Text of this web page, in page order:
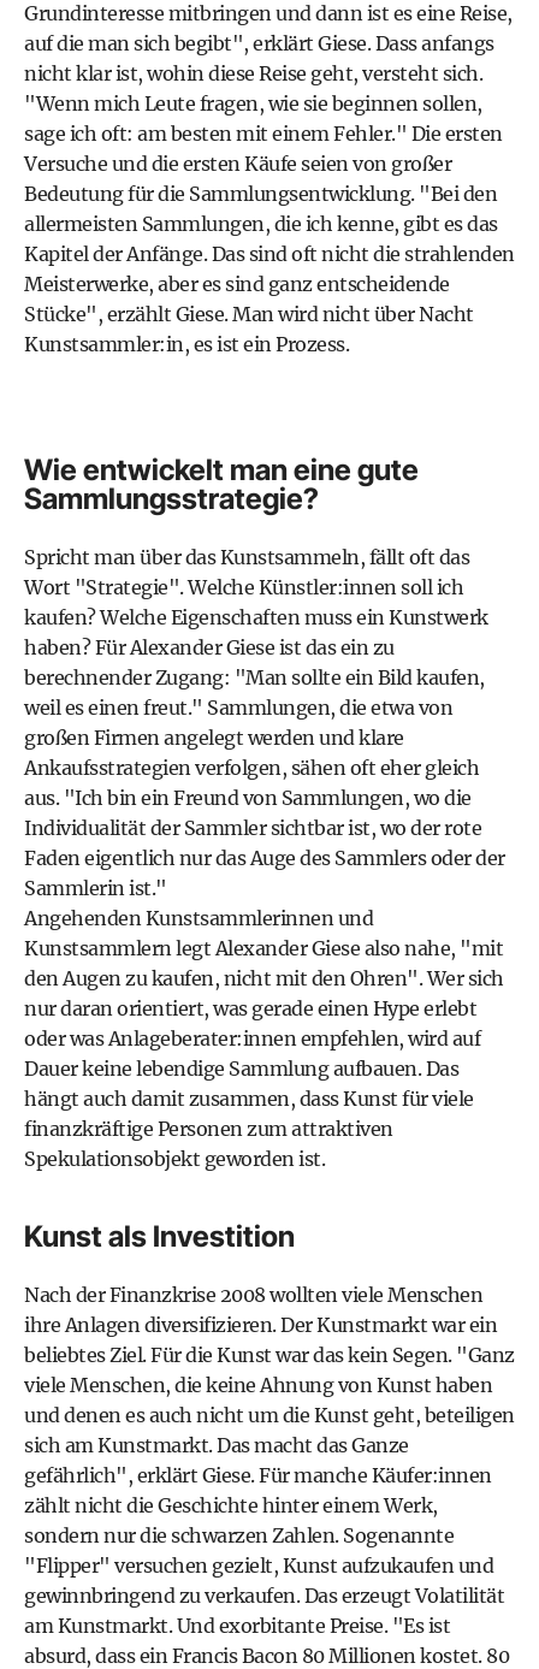
Grundinteresse mitbringen und dann ist es eine Reise,
auf die man sich begibt", erklärt Giese. Dass anfangs
nicht klar ist, wohin diese Reise geht, versteht sich.
"Wenn mich Leute fragen, wie sie beginnen sollen,
sage ich oft: am besten mit einem Fehler." Die ersten
Versuche und die ersten Käufe seien von großer
Bedeutung für die Sammlungsentwicklung. "Bei den
allermeisten Sammlungen, die ich kenne, gibt es das
Kapitel der Anfänge. Das sind oft nicht die strahlenden
Meisterwerke, aber es sind ganz entscheidende
Stücke", erzählt Giese. Man wird nicht über Nacht
Kunstsammler:in, es ist ein Prozess.
Wie entwickelt man eine gute
Sammlungsstrategie?
Spricht man über das Kunstsammeln, fällt oft das
Wort "Strategie". Welche Künstler:innen soll ich
kaufen? Welche Eigenschaften muss ein Kunstwerk
haben? Für Alexander Giese ist das ein zu
berechnender Zugang: "Man sollte ein Bild kaufen,
weil es einen freut." Sammlungen, die etwa von
großen Firmen angelegt werden und klare
Ankaufsstrategien verfolgen, sähen oft eher gleich
aus. "Ich bin ein Freund von Sammlungen, wo die
Individualität der Sammler sichtbar ist, wo der rote
Faden eigentlich nur das Auge des Sammlers oder der
Sammlerin ist."
Angehenden Kunstsammlerinnen und
Kunstsammlern legt Alexander Giese also nahe, "mit
den Augen zu kaufen, nicht mit den Ohren". Wer sich
nur daran orientiert, was gerade einen Hype erlebt
oder was Anlageberater:innen empfehlen, wird auf
Dauer keine lebendige Sammlung aufbauen. Das
hängt auch damit zusammen, dass Kunst für viele
finanzkräftige Personen zum attraktiven
Spekulationsobjekt geworden ist.
Kunst als Investition
Nach der Finanzkrise 2008 wollten viele Menschen
ihre Anlagen diversifizieren. Der Kunstmarkt war ein
beliebtes Ziel. Für die Kunst war das kein Segen. "Ganz
viele Menschen, die keine Ahnung von Kunst haben
und denen es auch nicht um die Kunst geht, beteiligen
sich am Kunstmarkt. Das macht das Ganze
gefährlich", erklärt Giese. Für manche Käufer:innen
zählt nicht die Geschichte hinter einem Werk,
sondern nur die schwarzen Zahlen. Sogenannte
"Flipper" versuchen gezielt, Kunst aufzukaufen und
gewinnbringend zu verkaufen. Das erzeugt Volatilität
am Kunstmarkt. Und exorbitante Preise. "Es ist
absurd, dass ein Francis Bacon 80 Millionen kostet. 80